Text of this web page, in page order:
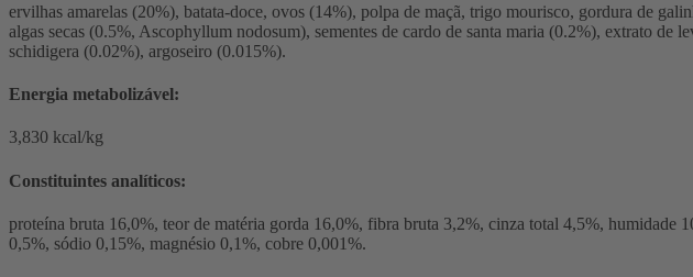
ervilhas amarelas (20%), batata-doce, ovos (14%), polpa de maçã, trigo mourisco, gordura de
algas secas (0.5%, Ascophyllum nodosum), sementes de cardo de santa maria (0.2%), extrato
schidigera (0.02%), argoseiro (0.015%).
Energia metabolizável:
3,830 kcal/kg
Constituintes analíticos:
proteína bruta 16,0%, teor de matéria gorda 16,0%, fibra bruta 3,2%, cinza total 4,5%,
0,5%, sódio 0,15%, magnésio 0,1%, cobre 0,001%.